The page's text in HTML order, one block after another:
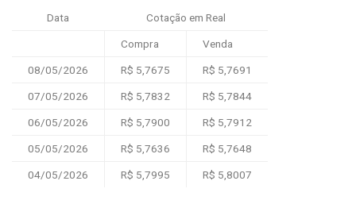
Data Cotação em Real
Compra Venda
08/05/2026 R$ 5,7675 R$ 5,7691
07/05/2026 R$ 5,7832 R$ 5,7844
06/05/2026 R$ 5,7900 R$ 5,7912
05/05/2026 R$ 5,7636 R$ 5,7648
04/05/2026 R$ 5,7995 R$ 5,8007